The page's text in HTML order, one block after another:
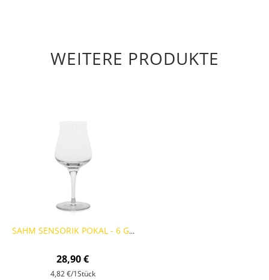
WEITERE PRODUKTE
SAHM SENSORIK POKAL - 6 GLÄSER
28,90 €
4,82 €/1Stück